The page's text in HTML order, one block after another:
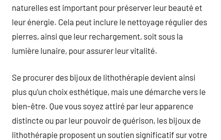
naturelles est important pour préserver leur beauté et
leur énergie. Cela peut inclure le nettoyage régulier des
pierres, ainsi que leur rechargement, soit sous la
lumière lunaire, pour assurer leur vitalité.
Se procurer des bijoux de lithothérapie devient ainsi
plus qu’un choix esthétique, mais une démarche vers le
bien-être. Que vous soyez attiré par leur apparence
distincte ou par leur pouvoir de guérison, les bijoux de
lithothérapie proposent un soutien significatif sur votre